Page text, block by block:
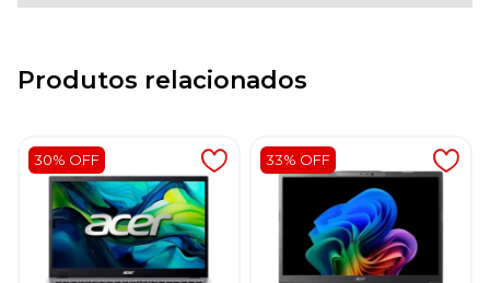
Produtos relacionados
30% OFF 33% OFF